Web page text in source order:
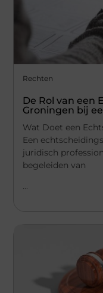
Rechten
De Rol van een
Groningen bij
Wat Doet een
Een
juridisch
begeleiden van
...